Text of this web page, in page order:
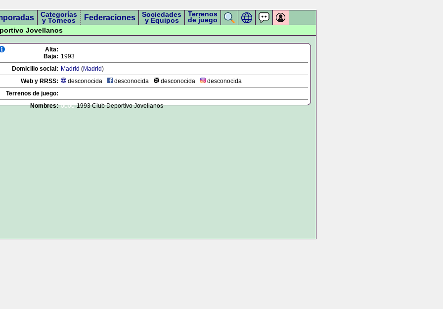
Categorías
y Torneos Federaciones Sociedades
y Equipos
Terrenos
de juego
Jovellanos
Alta:
Baja: 1993
Domicilio social: Madrid (Madrid)
Web y RRSS:
desconocida desconocida desconocida
desconocida
Terrenos de juego:
Nombres: 0000-1993 Club Deportivo Jovellanos